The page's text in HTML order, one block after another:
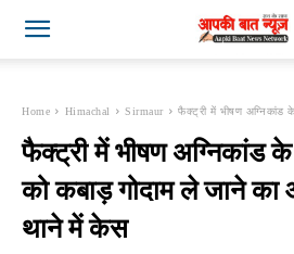
Home Himachal Sirmaur फैक्ट्री में भीषण अग्निकांड
फैक्ट्री में भीषण अग्निकांड
को कबाड़ गोदाम ले जाने का
थाने में केस